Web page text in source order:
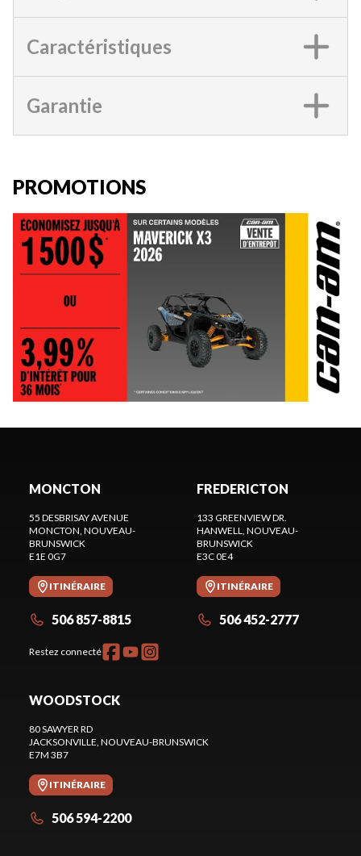
Caractéristiques
Garantie
PROMOTIONS
MONCTON
55 DESBRISAY AVENUE
MONCTON, NOUVEAU-
BRUNSWICK
E1E 0G7
ITINÉRAIRE
506 857-8815
Restez connecté
FREDERICTON
133 GREENVIEW DR.
HANWELL, NOUVEAU-
BRUNSWICK
E3C 0E4
ITINÉRAIRE
506 452-2777
WOODSTOCK
80 SAWYER RD
JACKSONVILLE, NOUVEAU-BRUNSWICK
E7M 3B7
ITINÉRAIRE
506 594-2200